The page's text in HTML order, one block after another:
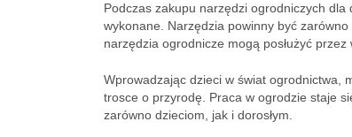
Podczas zakupu narzędzi ogrodniczych
wykonane. Narzędzia powinny być
narzędzia ogrodnicze mogą posłużyć
Wprowadzając dzieci w świat ogrodnictwa,
trosce o przyrodę. Praca w ogrodzie staje
zarówno dzieciom, jak i dorosłym.